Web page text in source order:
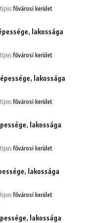
fővárosi kerület
lakossága
fővárosi kerület
lakossága
fővárosi kerület
lakossága
fővárosi kerület
lakossága
fővárosi kerület
lakossága